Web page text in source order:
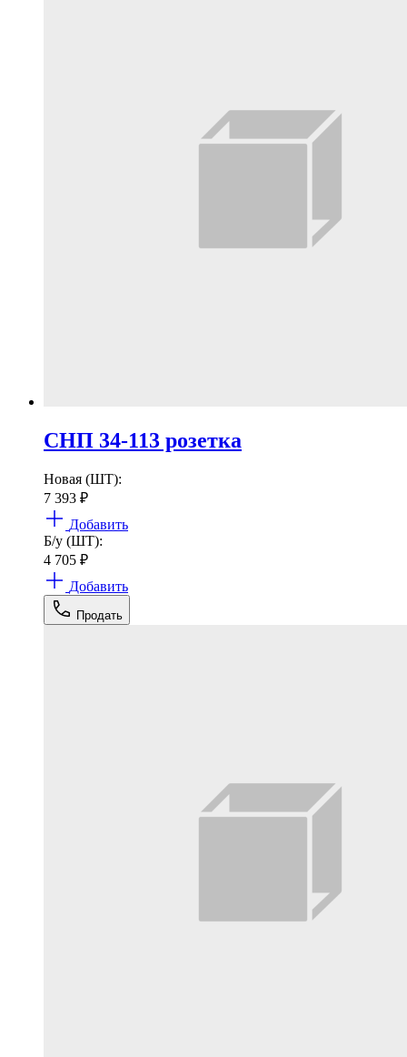
СНП 34-113 розетка
Новая (ШТ):
7 393 ₽
Добавить
Б/у (ШТ):
4 705 ₽
Добавить
Продать